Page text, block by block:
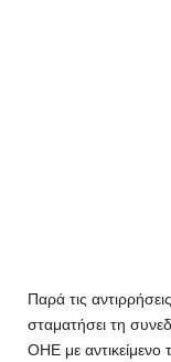
Παρά τις
σταματήσει τη
ΟΗΕ με αντικείμενο